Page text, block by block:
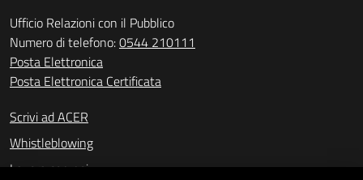
Ufficio Relazioni con il Pubblico
Numero di telefono:0544 210111
Posta Elettronica
Posta Elettronica Certificata
Scrivi ad ACER
Whistleblowing
Lavora con noi